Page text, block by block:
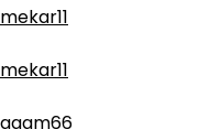
mekar11
mekar11
agam66